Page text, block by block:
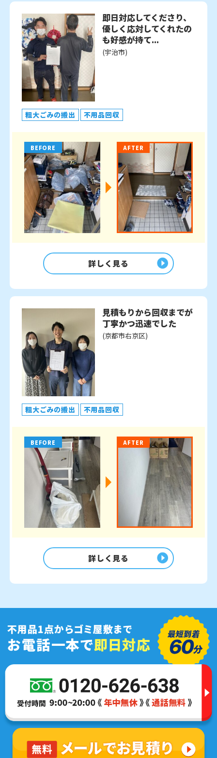
即日対応してくださり、
優しく応対してくれたの
も好感が持て...
(宇治市)
粗大ごみの搬出 不用品回収
BEFORE AFTER
詳しく見る
見積もりから回収までが
丁寧かつ迅速でした
(京都市右京区)
粗大ごみの搬出 不用品回収
BEFORE AFTER
詳しく見る